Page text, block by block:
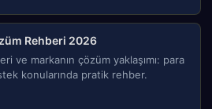
Rehberi 2026
ve markanın çözüm yaklaşımı: para
konularında pratik rehber.